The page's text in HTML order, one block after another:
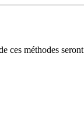
ces méthodes